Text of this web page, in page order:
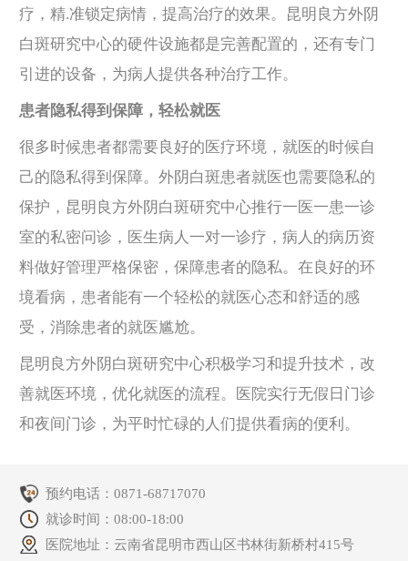
疗，精.准锁定病情，提高治疗的效果。昆明良方外阴
白斑研究中心的硬件设施都是完善配置的，还有专门
引进的设备，为病人提供各种治疗工作。
患者隐私得到保障，轻松就医
很多时候患者都需要良好的医疗环境，就医的时候自
己的隐私得到保障。外阴白斑患者就医也需要隐私的
保护，昆明良方外阴白斑研究中心推行一医一患一诊
室的私密问诊，医生病人一对一诊疗，病人的病历资
料做好管理严格保密，保障患者的隐私。在良好的环
境看病，患者能有一个轻松的就医心态和舒适的感
受，消除患者的就医尴尬。
昆明良方外阴白斑研究中心积极学习和提升技术，改
善就医环境，优化就医的流程。医院实行无假日门诊
和夜间门诊，为平时忙碌的人们提供看病的便利。
预约电话：0871-68717070
就诊时间：08:00-18:00
医院地址：云南省昆明市西山区书林街新桥村415号